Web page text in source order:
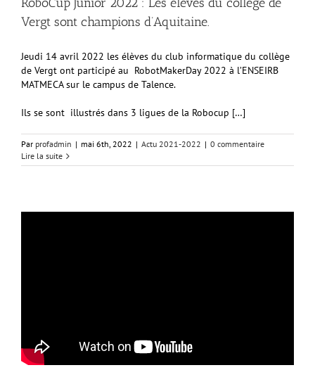
Vergt sont champions d’Aquitaine.
Jeudi 14 avril 2022 les élèves du club informatique du collège
de Vergt ont participé au RobotMakerDay 2022 à l’ENSEIRB
MATMECA sur le campus de Talence.
Ils se sont illustrés dans 3 ligues de la Robocup […]
Par profadmin | mai 6th, 2022 | Actu 2021-2022 | 0 commentaire
Lire la suite